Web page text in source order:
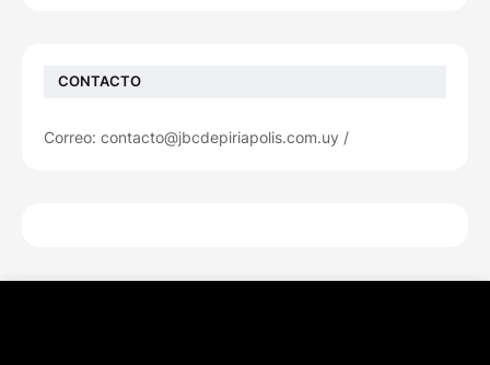
CONTACTO
Correo: contacto@jbcdepiriapolis.com.uy /